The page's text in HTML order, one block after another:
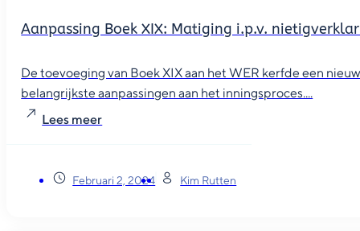
Aanpassing Boek XIX: Matiging i.p.v.
De toevoeging van Boek XIX aan het WER kerfde een
belangrijkste aanpassingen aan het inningsproces....
Lees meer
Februari 2, 2024 Kim Rutten